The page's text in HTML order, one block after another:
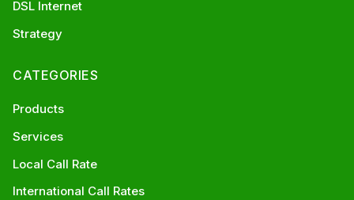
DSL Internet
Strategy
CATEGORIES
Products
Services
Local Call Rate
International Call Rates